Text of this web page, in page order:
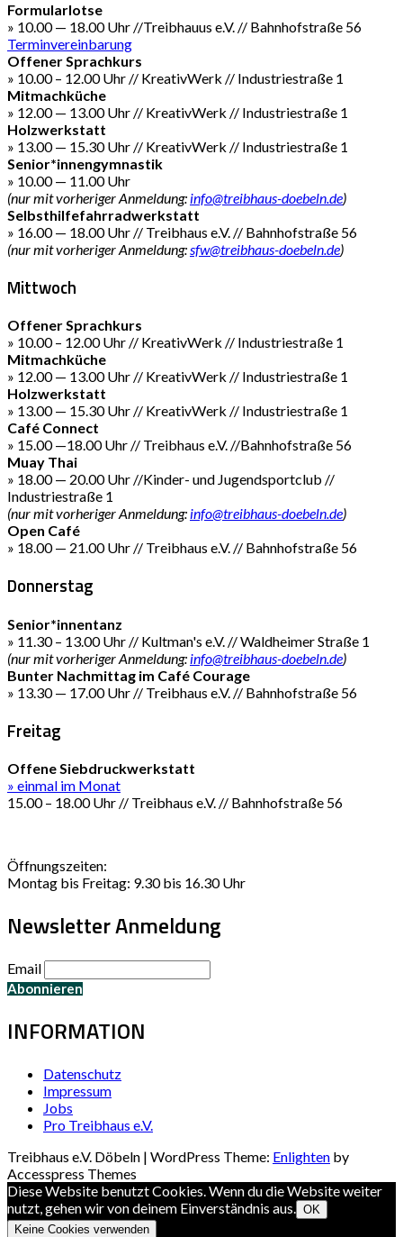
Formularlotse
» 10.00 — 18.00 Uhr //Treibhauus e.V. // Bahnhofstraße 56
Terminvereinbarung
Offener Sprachkurs
» 10.00 – 12.00 Uhr // KreativWerk // Industriestraße 1
Mitmachküche
» 12.00 — 13.00 Uhr // KreativWerk // Industriestraße 1
Holzwerkstatt
» 13.00 — 15.30 Uhr // KreativWerk // Industriestraße 1
Senior*innengymnastik
» 10.00 — 11.00 Uhr
(nur mit vorheriger Anmeldung: info@treibhaus-doebeln.de)
Selbsthilfefahrradwerkstatt
» 16.00 — 18.00 Uhr // Treibhaus e.V. // Bahnhofstraße 56
(nur mit vorheriger Anmeldung:sfw@treibhaus-doebeln.de)
Mittwoch
Offener Sprachkurs
» 10.00 – 12.00 Uhr // KreativWerk // Industriestraße 1
Mitmachküche
» 12.00 — 13.00 Uhr // KreativWerk // Industriestraße 1
Holzwerkstatt
» 13.00 — 15.30 Uhr // KreativWerk // Industriestraße 1
Café Connect
» 15.00 —18.00 Uhr // Treibhaus e.V. //Bahnhofstraße 56
Muay Thai
» 18.00 — 20.00 Uhr //Kinder- und Jugendsportclub //
Industriestraße 1
(nur mit vorheriger Anmeldung: info@treibhaus-doebeln.de)
Open Café
» 18.00 — 21.00 Uhr // Treibhaus e.V. // Bahnhofstraße 56
Donnerstag
Senior*innentanz
» 11.30 – 13.00 Uhr // Kultman's e.V. // Waldheimer Straße 1
(nur mit vorheriger Anmeldung: info@treibhaus-doebeln.de)
Bunter Nachmittag im Café Courage
» 13.30 — 17.00 Uhr // Treibhaus e.V. // Bahnhofstraße 56
Freitag
Offene Siebdruckwerkstatt
» einmal im Monat
15.00 – 18.00 Uhr // Treibhaus e.V. // Bahnhofstraße 56
Öffnungszeiten:
Montag bis Freitag: 9.30 bis 16.30 Uhr
Newsletter Anmeldung
Email
INFORMATION
Datenschutz
Impressum
Jobs
Pro Treibhaus e.V.
Treibhaus e.V. Döbeln | WordPress Theme: Enlighten by
Accesspress Themes
Diese Website benutzt Cookies. Wenn du die Website weiter
nutzt, gehen wir von deinem Einverständnis aus. OK
Keine Cookies verwenden